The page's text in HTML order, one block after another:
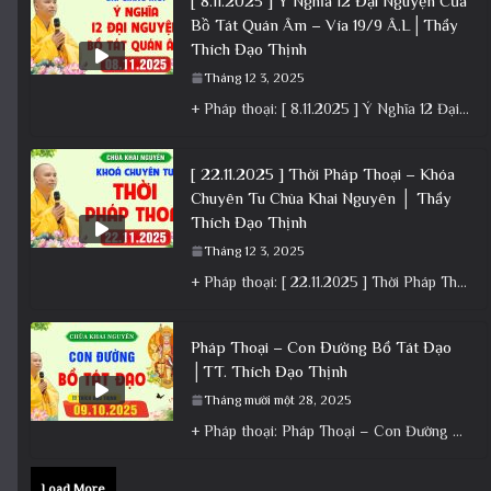
Bồ Tát Quán Âm – Vía 19/9 Â.L│Thầy
Thích Đạo Thịnh
Tháng 12 3, 2025
+ Pháp thoại: [ 8.11.2025 ] Ý Nghĩa 12 Đại Nguyện Của Bồ Tát Quán Âm – Vía 19/9 Â.L│Thầy
[ 22.11.2025 ] Thời Pháp Thoại – Khóa
Chuyên Tu Chùa Khai Nguyên │ Thầy
Thích Đạo Thịnh
Tháng 12 3, 2025
+ Pháp thoại: [ 22.11.2025 ] Thời Pháp Thoại – Khóa Chuyên Tu Chùa Khai Nguyên │ Thầy Thích Đạo
Pháp Thoại – Con Đường Bồ Tát Đạo
│TT. Thích Đạo Thịnh
Tháng mười một 28, 2025
+ Pháp thoại: Pháp Thoại – Con Đường Bồ Tát Đạo │TT. Thích Đạo Thịnh + Album: Pháp Thoại +